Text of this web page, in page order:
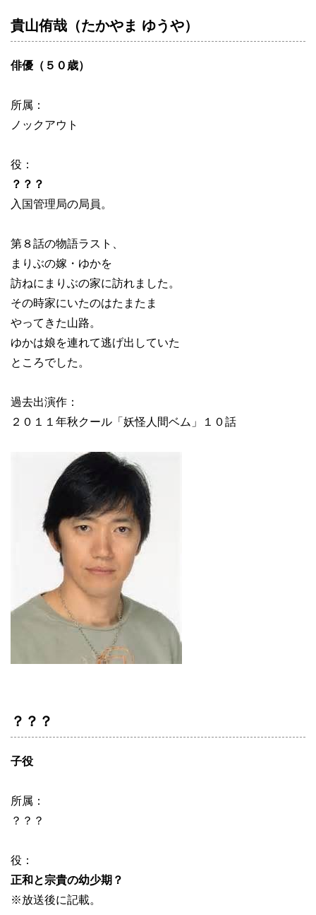
貴山侑哉（たかやま ゆうや）
俳優（５０歳）
所属：
ノックアウト
役：
？？？
入国管理局の局員。
第８話の物語ラスト、
まりぶの嫁・ゆかを
訪ねにまりぶの家に訪れました。
その時家にいたのはたまたま
やってきた山路。
ゆかは娘を連れて逃げ出していた
ところでした。
過去出演作：
２０１１年秋クール「妖怪人間ベム」１０話
？？？
子役
所属：
？？？
役：
正和と宗貴の幼少期？
※放送後に記載。